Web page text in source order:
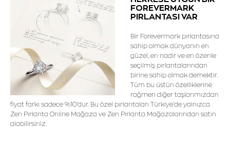
FOREVERMARK
PIRLANTASI VAR
Bir Forevermark pırlantasına
sahip olmak dünyanın en
güzel, en nadir ve en özenle
seçilmiş pırlantalarından
birine sahip olmak demektir.
Tüm bu üstün özelliklerine
rağmen diğer taşlarımızdan
fiyat farkı sadece %10'dur. Bu özel pırlantaları Türkiye'de yalnızca
Zen Pırlanta Online Mağaza ve Zen Pırlanta Mağazalarından satın
alabilirsiniz.